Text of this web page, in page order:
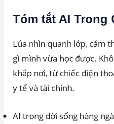
Tóm tắt AI Trong
Lúa nhìn quanh lớp, cảm
gì mình vừa học được.
khắp nơi, từ chiếc điện
y tế và tài chính.
AI trong đời sống hàng